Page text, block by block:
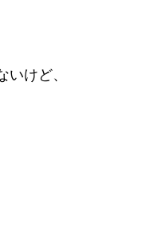
けど、